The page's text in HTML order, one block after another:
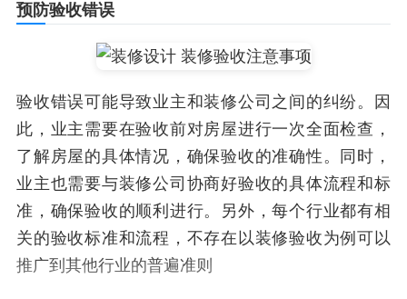
预防验收错误
验收错误可能导致业主和装修公司之间的纠纷。因
此，业主需要在验收前对房屋进行一次全面检查，
了解房屋的具体情况，确保验收的准确性。同时，
业主也需要与装修公司协商好验收的具体流程和标
准，确保验收的顺利进行。另外，每个行业都有相
关的验收标准和流程，不存在以装修验收为例可以
推广到其他行业的普遍准则